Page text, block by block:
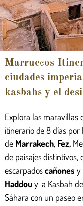
Marruecos
ciudades
kasbahs y el
Explora las maravillas
itinerario de 8 días por
de Marrakech, Fez,
de paisajes distintivos,
escarpadoscañones y
Haddouy la Kasbah
Sáhara con un paseo